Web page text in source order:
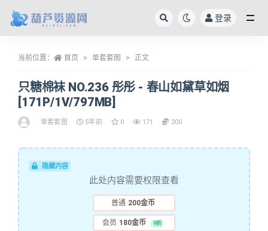
登录
当前位置： 首页 单套套图 正文
只糖棉袜 NO.236 彤彤 - 春山如黛草如烟
[171P/1V/797MB]
单套套图 5年前 0 171 200
隐藏内容
此处内容需要权限查看
普通 200金币
会员 180金币 9折